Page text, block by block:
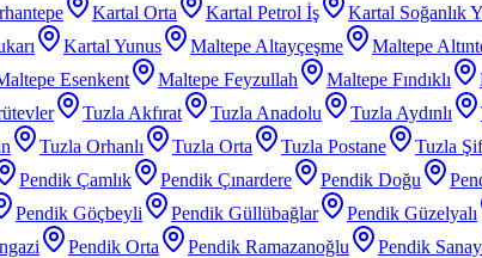
Kartal Orta Kartal Petrol İş Kartal Soğanlık
Kartal Yunus Maltepe Altayçeşme Maltepe
Esenkent Maltepe Feyzullah Maltepe Fındıklı
Tuzla Akfırat Tuzla Anadolu Tuzla Aydınlı
Tuzla Orhanlı Tuzla Orta Tuzla Postane Tuzla
Pendik Çamlık Pendik Çınardere Pendik Doğu
Pendik Göçbeyli Pendik Güllübağlar Pendik Güzelyalı
Pendik Orta Pendik Ramazanoğlu Pendik